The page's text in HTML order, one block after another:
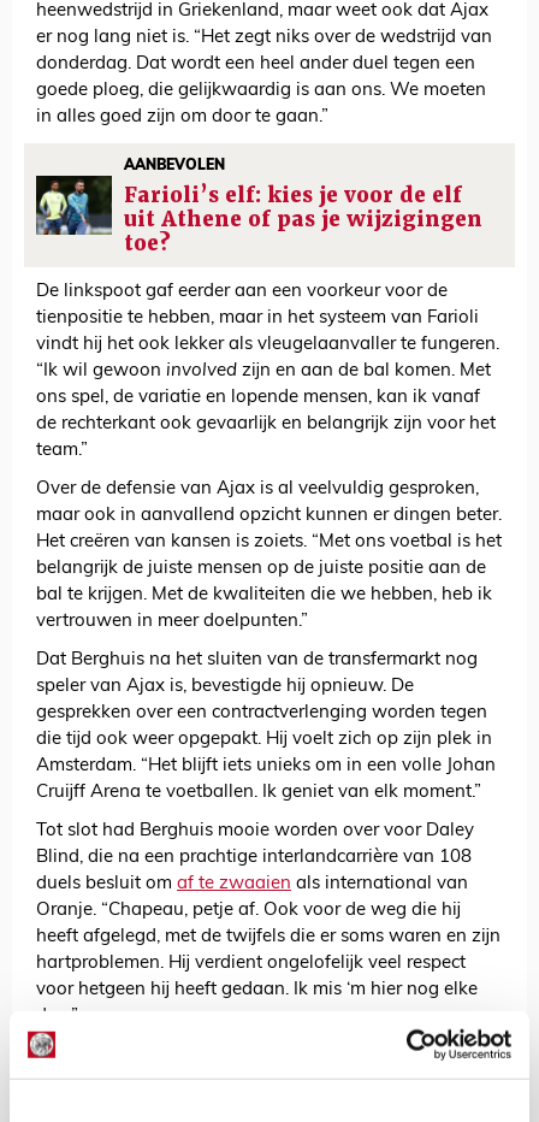
heenwedstrijd in Griekenland, maar weet ook dat Ajax
er nog lang niet is. “Het zegt niks over de wedstrijd van
donderdag. Dat wordt een heel ander duel tegen een
goede ploeg, die gelijkwaardig is aan ons. We moeten
in alles goed zijn om door te gaan.”
AANBEVOLEN
Farioli’s elf: kies je voor de elf
uit Athene of pas je wijzigingen
toe?
De linkspoot gaf eerder aan een voorkeur voor de
tienpositie te hebben, maar in het systeem van Farioli
vindt hij het ook lekker als vleugelaanvaller te fungeren.
“Ik wil gewoon involved zijn en aan de bal komen. Met
ons spel, de variatie en lopende mensen, kan ik vanaf
de rechterkant ook gevaarlijk en belangrijk zijn voor het
team.”
Over de defensie van Ajax is al veelvuldig gesproken,
maar ook in aanvallend opzicht kunnen er dingen beter.
Het creëren van kansen is zoiets. “Met ons voetbal is het
belangrijk de juiste mensen op de juiste positie aan de
bal te krijgen. Met de kwaliteiten die we hebben, heb ik
vertrouwen in meer doelpunten.”
Dat Berghuis na het sluiten van de transfermarkt nog
speler van Ajax is, bevestigde hij opnieuw. De
gesprekken over een contractverlenging worden tegen
die tijd ook weer opgepakt. Hij voelt zich op zijn plek in
Amsterdam. “Het blijft iets unieks om in een volle Johan
Cruijff Arena te voetballen. Ik geniet van elk moment.”
Tot slot had Berghuis mooie worden over voor Daley
Blind, die na een prachtige interlandcarrière van 108
duels besluit om af te zwaaien als international van
Oranje. “Chapeau, petje af. Ook voor de weg die hij
heeft afgelegd, met de twijfels die er soms waren en zijn
hartproblemen. Hij verdient ongelofelijk veel respect
voor hetgeen hij heeft gedaan. Ik mis ‘m hier nog elke
dag.”